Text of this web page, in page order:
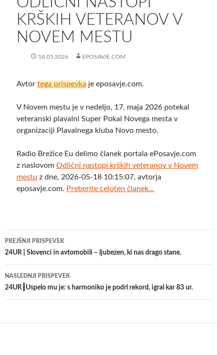
KRŠKIH VETERANOV V
NOVEM MESTU
18.05.2026 EPOSAVJE.COM
Avtor tega prispevka je eposavje.com.
V Novem mestu je v nedeljo, 17. maja 2026 potekal
veteranski plavalni Super Pokal Novega mesta v
organizaciji Plavalnega kluba Novo mesto.
Radio Brežice Eu delimo članek portala ePosavje.com
z naslovom Odlični nastopi krških veteranov v Novem
mestu z dne, 2026-05-18 10:15:07, avtorja
eposavje.com. Preberite celoten članek...
Krmarjenje
po
prispevkih
PREJŠNJI PRISPEVEK
24UR | Slovenci in avtomobili – ljubezen, ki nas drago stane.
NASLEDNJI PRISPEVEK
24UR┃Uspelo mu je: s harmoniko je podrl rekord, igral kar 83 ur.